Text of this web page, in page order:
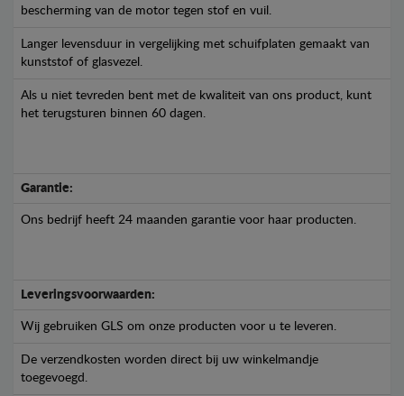
bescherming van de motor tegen stof en vuil.
Langer levensduur in vergelijking met schuifplaten gemaakt van
kunststof of glasvezel.
Als u niet tevreden bent met de kwaliteit van ons product, kunt
het terugsturen binnen 60 dagen.
Garantie:
Ons bedrijf heeft 24 maanden garantie voor haar producten.
Leveringsvoorwaarden:
Wij gebruiken GLS om onze producten voor u te leveren.
De verzendkosten worden direct bij uw winkelmandje
toegevoegd.